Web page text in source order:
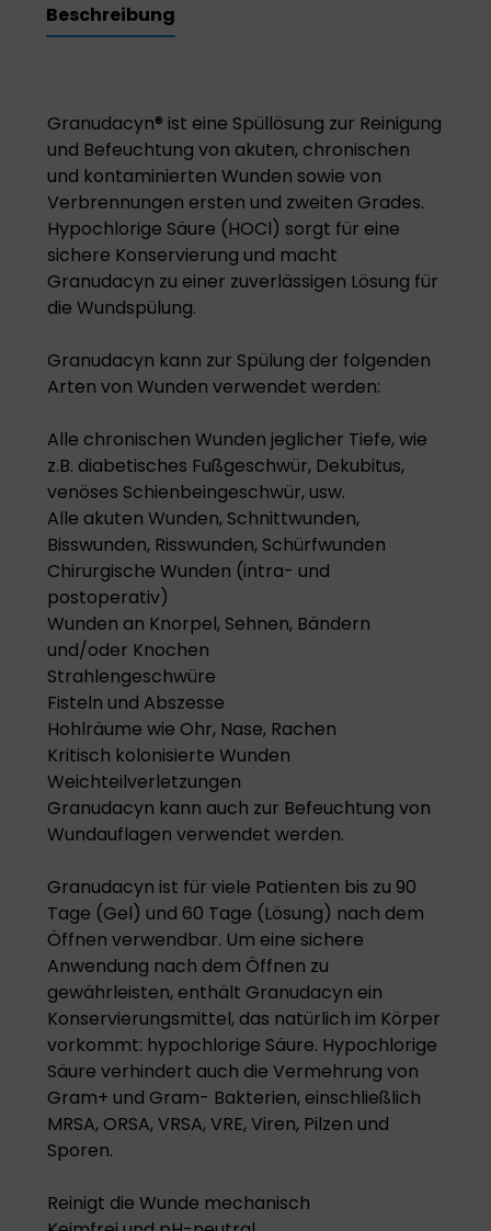
Beschreibung
Granudacyn® ist eine Spüllösung zur Reinigung
und Befeuchtung von akuten, chronischen
und kontaminierten Wunden sowie von
Verbrennungen ersten und zweiten Grades.
Hypochlorige Säure (HOCl) sorgt für eine
sichere Konservierung und macht
Granudacyn zu einer zuverlässigen Lösung für
die Wundspülung.
Granudacyn kann zur Spülung der folgenden
Arten von Wunden verwendet werden:
Alle chronischen Wunden jeglicher Tiefe, wie
z.B. diabetisches Fußgeschwür, Dekubitus,
venöses Schienbeingeschwür, usw.
Alle akuten Wunden, Schnittwunden,
Bisswunden, Risswunden, Schürfwunden
Chirurgische Wunden (intra- und
postoperativ)
Wunden an Knorpel, Sehnen, Bändern
und/oder Knochen
Strahlengeschwüre
Fisteln und Abszesse
Hohlräume wie Ohr, Nase, Rachen
Kritisch kolonisierte Wunden
Weichteilverletzungen
Granudacyn kann auch zur Befeuchtung von
Wundauflagen verwendet werden.
Granudacyn ist für viele Patienten bis zu 90
Tage (Gel) und 60 Tage (Lösung) nach dem
Öffnen verwendbar. Um eine sichere
Anwendung nach dem Öffnen zu
gewährleisten, enthält Granudacyn ein
Konservierungsmittel, das natürlich im Körper
vorkommt: hypochlorige Säure. Hypochlorige
Säure verhindert auch die Vermehrung von
Gram+ und Gram- Bakterien, einschließlich
MRSA, ORSA, VRSA, VRE, Viren, Pilzen und
Sporen.
Reinigt die Wunde mechanisch